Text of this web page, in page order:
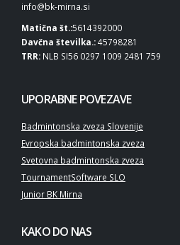
info@bk-mirna.si
Matična št.:5614392000
Davčna številka.:45798281
TRR: NLB SI56 0297 1009 2481 759
UPORABNE POVEZAVE
Badmintonska zveza Slovenije
Evropska badmintonska zveza
Svetovna badmintonska zveza
TournamentSoftware SLO
Junior BK Mirna
KAKO DO NAS